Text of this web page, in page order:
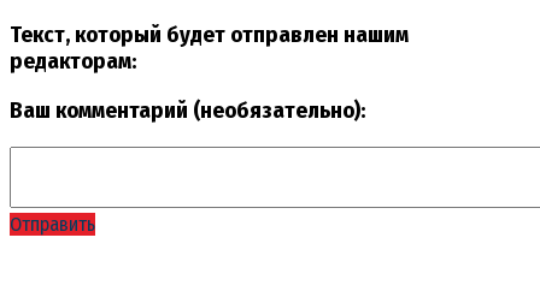
Текст, который будет отправлен нашим
редакторам:
Ваш комментарий (необязательно):
Отправить